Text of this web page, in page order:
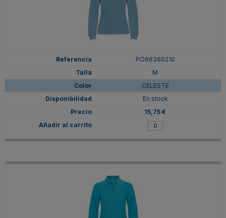
PO66360210
M
CELESTE
En stock
15,75 €